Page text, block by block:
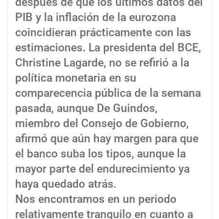
PIB y la inflación de la eurozona
coincidieran prácticamente con las
estimaciones. La presidenta del BCE,
Christine Lagarde, no se refirió a la
política monetaria en su
comparecencia pública de la semana
pasada, aunque De Guindos,
miembro del Consejo de Gobierno,
afirmó que aún hay margen para que
el banco suba los tipos, aunque la
mayor parte del endurecimiento ya
haya quedado atrás.
Nos encontramos en un periodo
relativamente tranquilo en cuanto a